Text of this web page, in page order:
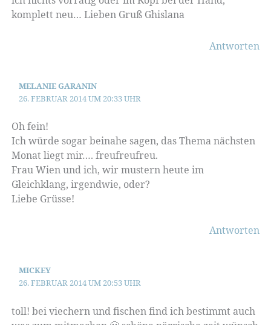
komplett neu… Lieben Gruß Ghislana
Antworten
MELANIE GARANIN
26. FEBRUAR 2014 UM 20:33 UHR
Oh fein!
Ich würde sogar beinahe sagen, das Thema nächsten
Monat liegt mir…. freufreufreu.
Frau Wien und ich, wir mustern heute im
Gleichklang, irgendwie, oder?
Liebe Grüsse!
Antworten
MICKEY
26. FEBRUAR 2014 UM 20:53 UHR
toll! bei viechern und fischen find ich bestimmt auch